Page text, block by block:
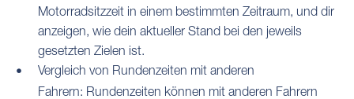
Motorradsitzzeit in einem bestimmten Zeitraum, und dir
anzeigen, wie dein aktueller Stand bei den jeweils
gesetzten Zielen ist.
Vergleich von Rundenzeiten mit anderen
Fahrern: Rundenzeiten können mit anderen Fahrern